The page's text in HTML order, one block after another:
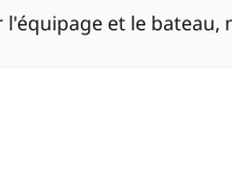
l'équipage et le bateau,